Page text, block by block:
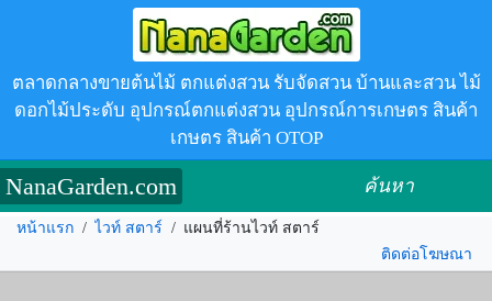
ตลาดกลางขายต้นไม้ ตกแต่งสวน รับจัดสวน บ้านและสวน ไม้
ดอกไม้ประดับ อุปกรณ์ตกแต่งสวน อุปกรณ์การเกษตร สินค้า
เกษตร สินค้า OTOP
NanaGarden.com ค้นหา
หน้าแรก / ไวท์ สตาร์ / แผนที่ร้านไวท์ สตาร์
ติดต่อโฆษณา